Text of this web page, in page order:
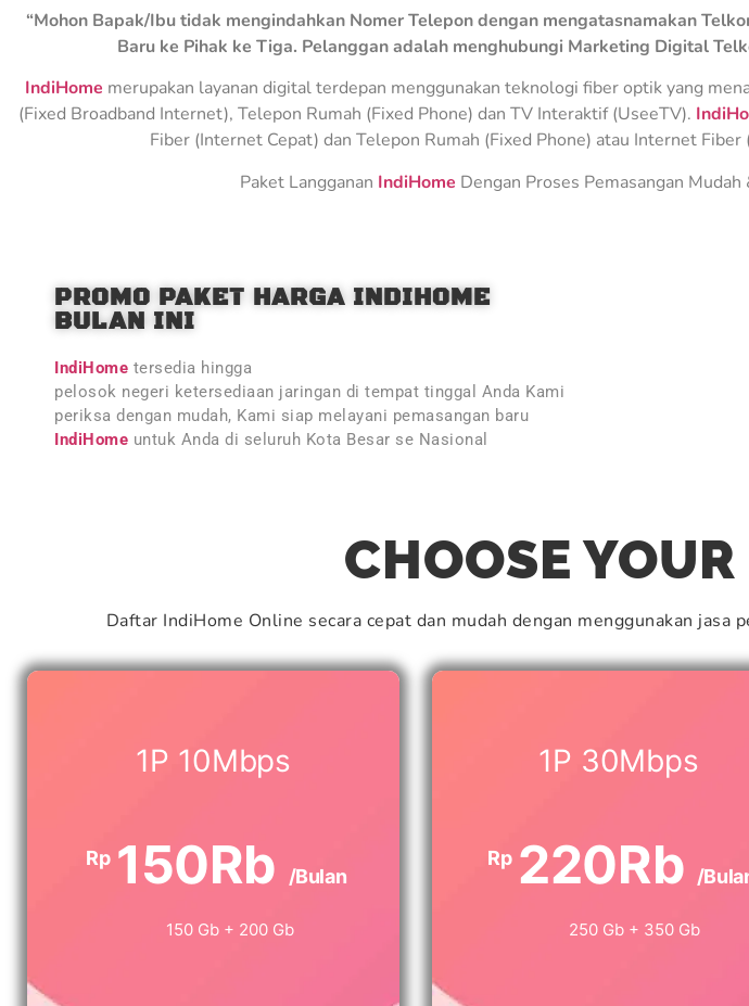
“Mohon Bapak/Ibu tidak mengindahkan Nomer Telepon dengan mengatasnamakan
Baru ke Pihak ke Tiga. Pelanggan adalah menghubungi Marketing Digital
IndiHome merupakan layanan digital terdepan menggunakan teknologi fiber optik yang
(Fixed Broadband Internet), Telepon Rumah (Fixed Phone) dan TV Interaktif (UseeTV).
Fiber (Internet Cepat) dan Telepon Rumah (Fixed Phone) atau Internet
Paket Langganan IndiHome Dengan Proses Pemasangan Mudah
PROMO PAKET HARGA INDIHOME
BULAN INI
IndiHome tersedia hingga
pelosok negeri ketersediaan jaringan di tempat tinggal Anda Kami
periksa dengan mudah, Kami siap melayani pemasangan baru
IndiHome untuk Anda di seluruh Kota Besar se Nasional
CHOOSE
Daftar IndiHome Online secara cepat dan mudah dengan menggunakan jasa
1P 10Mbps
Rp 150Rb /Bulan
150 Gb + 200 Gb
1P 30Mbps
Rp 220Rb /
250 Gb + 350 Gb